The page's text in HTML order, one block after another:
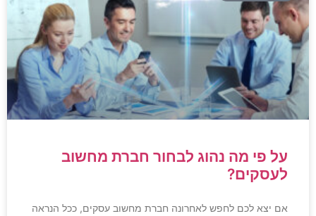
על פי מה נהוג לבחור חברת מחשוב
לעסקים?
אם יצא לכם לחפש לאחרונה חברת מחשוב עסקים, ככל הנראה